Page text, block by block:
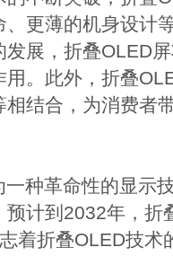
更薄的机身设计
展，折叠OLED
。此外，折叠
结合，为消费者
种革命性的显示
计到2032年，折
着折叠OLED技术